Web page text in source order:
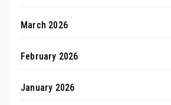
March 2026
February 2026
January 2026